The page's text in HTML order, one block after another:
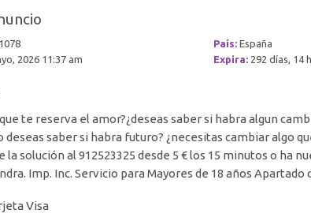
País: España
2026 11:37 am Expira: 292 días, 14
te reserva el amor?¿deseas saber si habra algun
deseas saber si habra futuro? ¿necesitas cambiar algo
la solución al 912523325 desde 5 € los 15 minutos o ha
Imp. Inc. Servicio para Mayores de 18 años Apartado
Visa